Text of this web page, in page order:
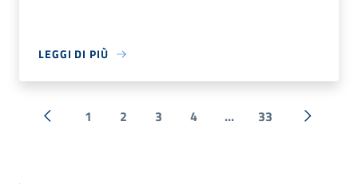
LEGGI DI PIÙ
« Precedente
1 2 3 4 ... 33